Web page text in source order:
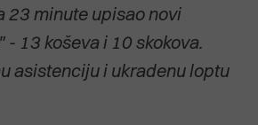
23 minute upisao novi
13 koševa i 10 skokova.
asistenciju i ukradenu loptu